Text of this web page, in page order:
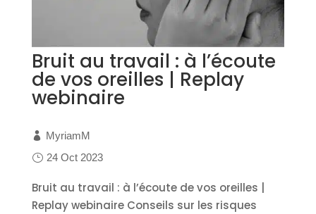
Bruit au travail : à l’écoute
de vos oreilles | Replay
webinaire
MyriamM
24 Oct 2023
Bruit au travail : à l’écoute de vos oreilles |
Replay webinaire Conseils sur les risques